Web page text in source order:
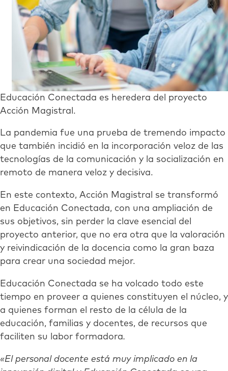
Educación Conectada es heredera del proyecto
Acción Magistral.
La pandemia fue una prueba de tremendo impacto
que también incidió en la incorporación veloz de las
tecnologías de la comunicación y la socialización en
remoto de manera veloz y decisiva.
En este contexto, Acción Magistral se transformó
en Educación Conectada, con una ampliación de
sus objetivos, sin perder la clave esencial del
proyecto anterior, que no era otra que la valoración
y reivindicación de la docencia como la gran baza
para crear una sociedad mejor.
Educación Conectada se ha volcado todo este
tiempo en proveer a quienes constituyen el núcleo, y
a quienes forman el resto de la célula de la
educación, familias y docentes, de recursos que
faciliten su labor formadora.
«El personal docente está muy implicado en la